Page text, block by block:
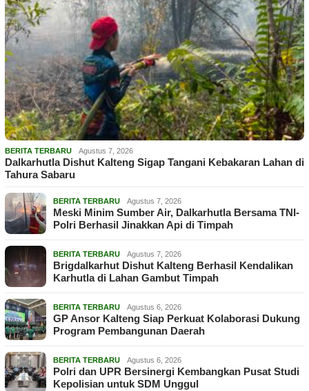
BERITA TERBARU Agustus 7, 2026
Dalkarhutla Dishut Kalteng Sigap Tangani Kebakaran Lahan di
Tahura Sabaru
BERITA TERBARU Agustus 7, 2026
Meski Minim Sumber Air, Dalkarhutla Bersama TNI-
Polri Berhasil Jinakkan Api di Timpah
BERITA TERBARU Agustus 7, 2026
Brigdalkarhut Dishut Kalteng Berhasil Kendalikan
Karhutla di Lahan Gambut Timpah
BERITA TERBARU Agustus 6, 2026
GP Ansor Kalteng Siap Perkuat Kolaborasi Dukung
Program Pembangunan Daerah
BERITA TERBARU Agustus 6, 2026
Polri dan UPR Bersinergi Kembangkan Pusat Studi
Kepolisian untuk SDM Unggul